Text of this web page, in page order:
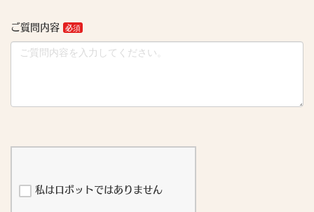
ご質問内容
私はロボットではありません